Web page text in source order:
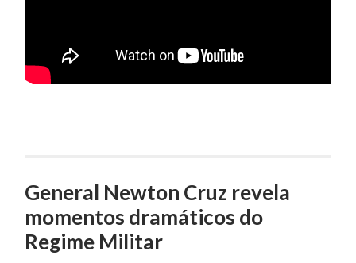
General Newton Cruz revela
momentos dramáticos do
Regime Militar